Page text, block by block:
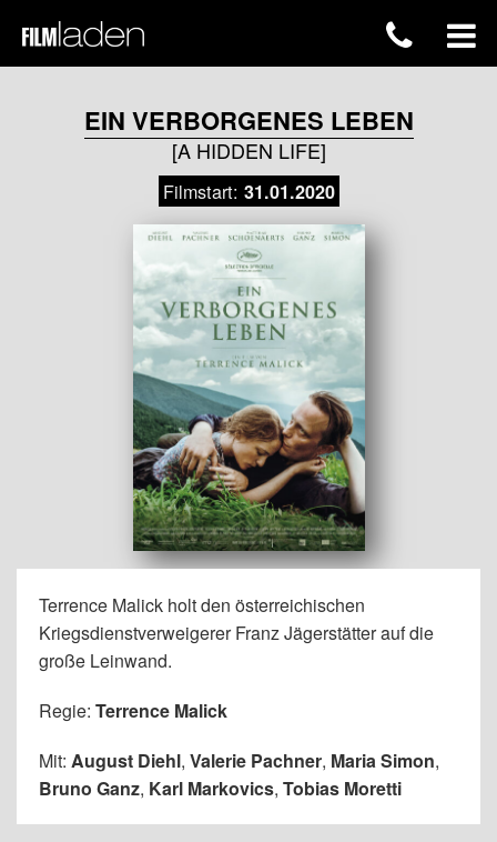
EIN VERBORGENES LEBEN
[A HIDDEN LIFE]
Filmstart: 31.01.2020
Terrence Malick holt den österreichischen
Kriegsdienstverweigerer Franz Jägerstätter auf die
große Leinwand.
Regie: Terrence Malick
Mit: August Diehl, Valerie Pachner, Maria Simon,
Bruno Ganz, Karl Markovics, Tobias Moretti